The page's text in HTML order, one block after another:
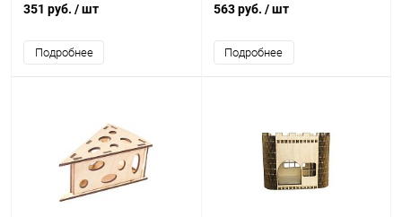
деревянный
351 руб. / шт
Подробнее
деревянный
563 руб. / шт
Подробнее